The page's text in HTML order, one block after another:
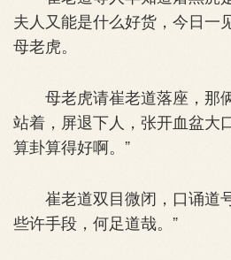
夫人又能是什么好货，今日一
母老虎。
母老虎请崔老道落座，那
站着，屏退下人，张开血盆大
算卦算得好啊。”
崔老道双目微闭，口诵道
些许手段，何足道哉。”